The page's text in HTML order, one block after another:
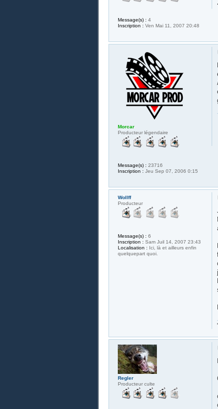
Message(s) : 4
Inscription : Ven Mai 11, 2007 20:48
Morcar
Producteur légendaire
Message(s) : 23716
Inscription : Jeu Sep 07, 2006 0:15
Wollff
Producteur
Message(s) : 6
Inscription : Sam Juil 14, 2007 23:43
Localisation : Ici, là et ailleurs enfin
quelquepart quoi.
Regler
Producteur culte